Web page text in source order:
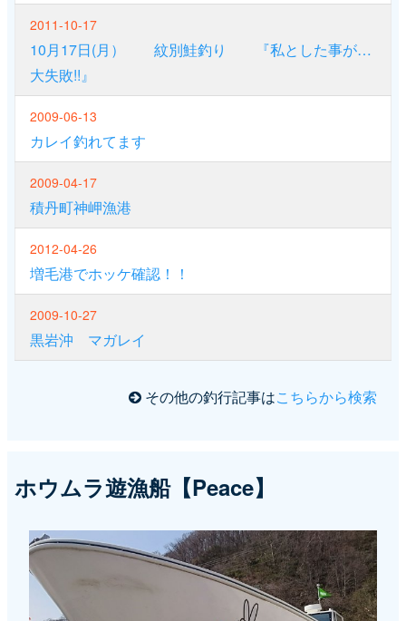
2011-10-17
10月17日(月） 紋別鮭釣り 『私とした事が…
大失敗!!』
2009-06-13
カレイ釣れてます
2009-04-17
積丹町神岬漁港
2012-04-26
増毛港でホッケ確認！！
2009-10-27
黒岩沖 マガレイ
その他の釣行記事はこちらから検索
ホウムラ遊漁船【Peace】